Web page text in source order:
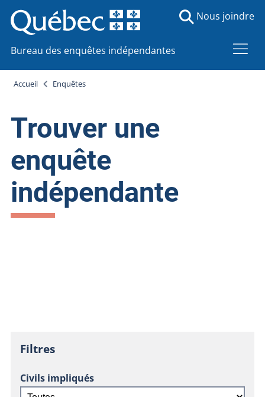
Bureau des enquêtes indépendantes
Nous joindre
Accueil Enquêtes
Trouver une
enquête
indépendante
Filtres
Civils impliqués